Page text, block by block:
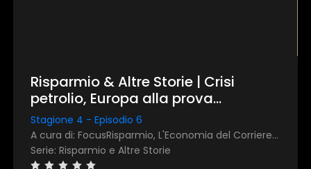
Personalizza
Risparmio & Altre Storie | Crisi
petrolio, Europa alla prova
dell'energia: rassegna stampa
mensile di marzo 2026
Stagione 4 - Episodio 6
A cura di: FocusRisparmio, L'Economia del Corriere della Sera
Serie: Risparmio e Altre Storie